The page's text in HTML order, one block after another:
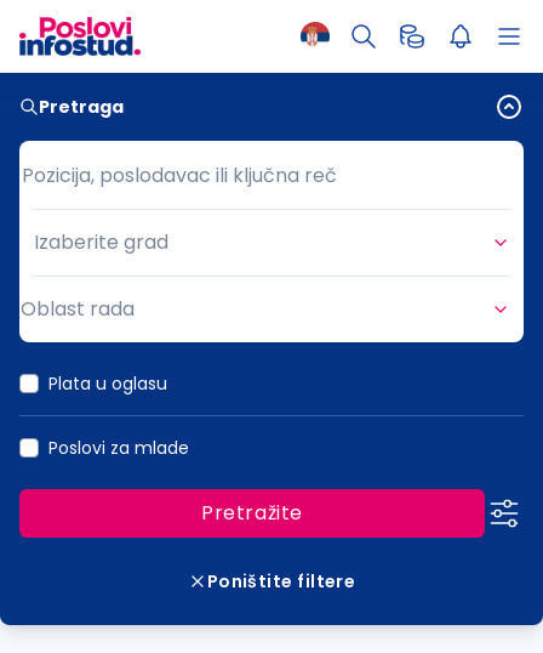
Pretraga
Pozicija, poslodavac ili ključna reč
Pozicija, poslodavac ili ključna reč
Grad
Izaberite grad
Oblast rada
Plata u oglasu
Poslovi za mlade
Pretražite
Poništite filtere